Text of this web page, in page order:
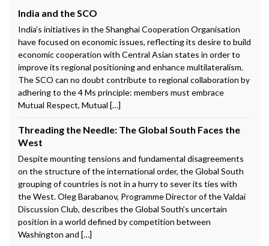
India and the SCO
India’s initiatives in the Shanghai Cooperation Organisation
have focused on economic issues, reflecting its desire to build
economic cooperation with Central Asian states in order to
improve its regional positioning and enhance multilateralism.
The SCO can no doubt contribute to regional collaboration by
adhering to the 4 Ms principle: members must embrace
Mutual Respect, Mutual […]
Threading the Needle: The Global South Faces the
West
Despite mounting tensions and fundamental disagreements
on the structure of the international order, the Global South
grouping of countries is not in a hurry to sever its ties with
the West. Oleg Barabanov, Programme Director of the Valdai
Discussion Club, describes the Global South’s uncertain
position in a world defined by competition between
Washington and […]